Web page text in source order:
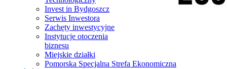
Invest in Bydgoszcz
Serwis Inwestora
Zachęty inwestycyjne
Instytucje otoczenia
biznesu
Miejskie działki
Pomorska Specjalna Strefa Ekonomiczna